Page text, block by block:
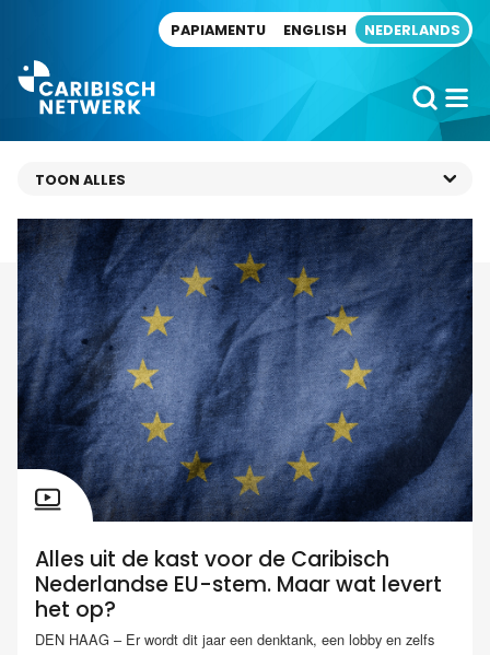
PAPIAMENTU ENGLISH NEDERLANDS
Alles uit de kast voor de Caribisch
Nederlandse EU-stem. Maar wat levert
het op?
DEN HAAG – Er wordt dit jaar een denktank, een lobby en zelfs